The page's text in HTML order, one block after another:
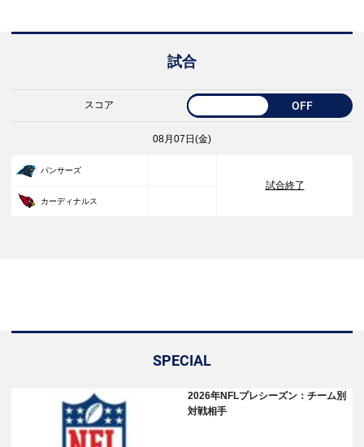
試合
スコア OFF
08月07日(金)
パンサーズ
試合終了
カーディナルス
SPECIAL
2026年NFLプレシーズン：チーム別
対戦相手